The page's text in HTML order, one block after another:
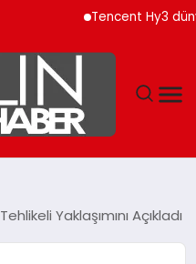
Tencent Hy3 dünya
Yaklaşımını Açıkladı